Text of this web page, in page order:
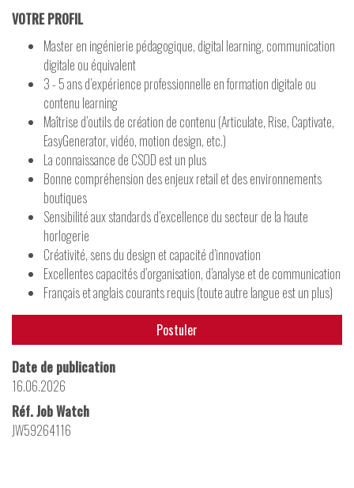
VOTRE PROFIL
Master en ingénierie pédagogique, digital learning, communication
digitale ou équivalent
3 - 5 ans d’expérience professionnelle en formation digitale ou
contenu learning
Maîtrise d’outils de création de contenu (Articulate, Rise, Captivate,
EasyGenerator, vidéo, motion design, etc.)
La connaissance de CSOD est un plus
Bonne compréhension des enjeux retail et des environnements
boutiques
Sensibilité aux standards d’excellence du secteur de la haute
horlogerie
Créativité, sens du design et capacité d’innovation
Excellentes capacités d’organisation, d’analyse et de communication
Français et anglais courants requis (toute autre langue est un plus)
Postuler
Date de publication
16.06.2026
Réf. Job Watch
JW59264116